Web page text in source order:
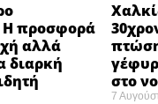
H προσφορά
αλλά
διαρκή
στο
7